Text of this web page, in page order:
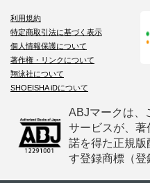
利用規約
特定商取引法に基づく表示
個人情報保護について
著作権・リンクについて
翔泳社について
SHOEISHA iDについて
ABJマークは、
サービスが、
諾を得た正規
す登録商標（登